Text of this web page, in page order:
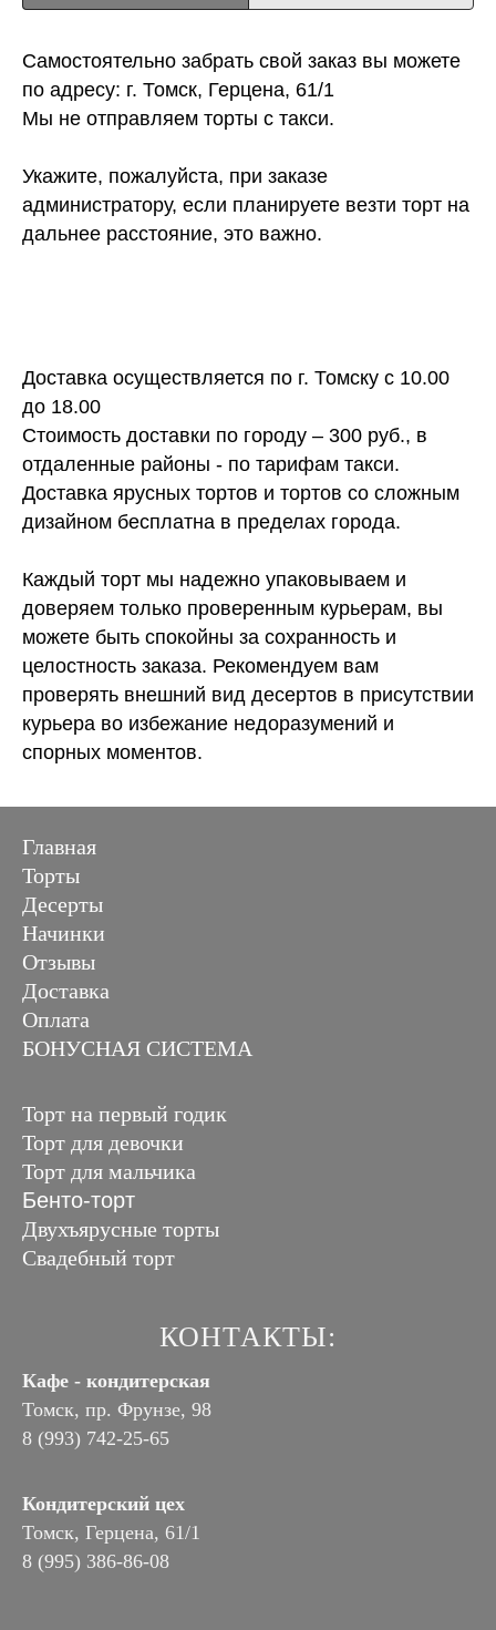
Самостоятельно забрать свой заказ вы можете
по адресу: г. Томск, Герцена, 61/1
Мы не отправляем торты с такси.
Укажите, пожалуйста, при заказе
администратору, если планируете везти торт на
дальнее расстояние, это важно.
Доставка осуществляется по г. Томску с 10.00
до 18.00
Стоимость доставки по городу – 300 руб., в
отдаленные районы - по тарифам такси.
Доставка ярусных тортов и тортов со сложным
дизайном бесплатна в пределах города.
Каждый торт мы надежно упаковываем и
доверяем только проверенным курьерам, вы
можете быть спокойны за сохранность и
целостность заказа. Рекомендуем вам
проверять внешний вид десертов в присутствии
курьера во избежание недоразумений и
спорных моментов.
Главная
Торты
Десерты
Начинки
Отзывы
Доставка
Оплата
БОНУСНАЯ СИСТЕМА
Торт на первый годик
Торт для девочки
Торт для мальчика
Бенто-торт
Двухъярусные торты
Свадебный торт
КОНТАКТЫ:
Кафе - кондитерская
Томск, пр. Фрунзе, 98
8 (993) 742-25-65
Кондитерский цех
Томск, Герцена, 61/1
8 (995) 386-86-08